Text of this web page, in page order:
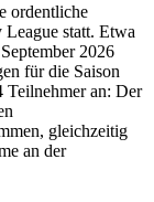
ordentliche
statt. Etwa
2026
für die Saison
Teilnehmer an: Der
gleichzeitig
an der